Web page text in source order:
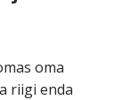
oma
riigi enda